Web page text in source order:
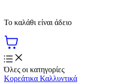
Το καλάθι είναι άδειο
Όλες οι κατηγορίες
Κορεάτικα Καλλυντικά